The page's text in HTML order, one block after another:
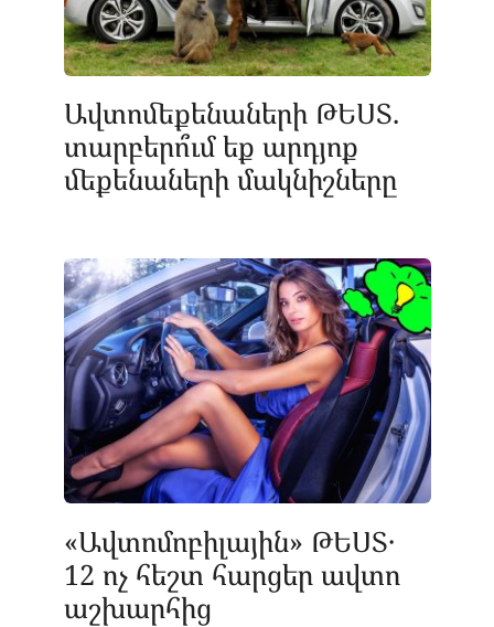
Ավտոմեքենաների ԹԵՍՏ.
տարբերո՞ւմ եք արդյոք
մեքենաների մակնիշները
«Ավտոմոբիլային» ԹԵՍՏ․
12 ոչ հեշտ հարցեր ավտո
աշխարհից